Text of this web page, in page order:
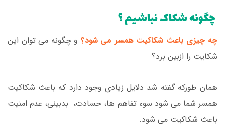
چگونه شکاک نباشیم ؟
چه چیزی باعث شکاکیت همسر می شود؟ و چگونه می توان این
شکایت را ازبین برد؟
همان طورکه گفته شد دلایل زیادی وجود دارد که باعث شکاکیت
همسر شما می شود سوء تفاهم ها، حسادت، بدبینی، عدم امنیت
باعث شکاکیت می شود.